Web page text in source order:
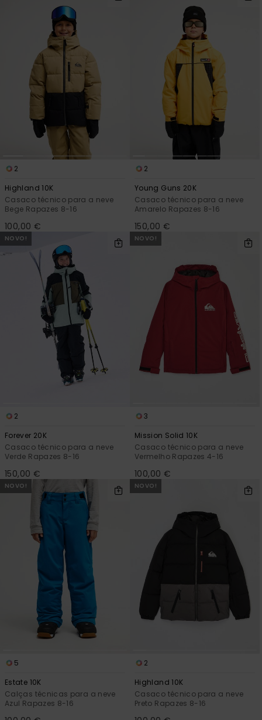
2
Highland 10K
Casaco técnico para a neve
Bege Rapazes 8-16
100,00 €
2
Young Guns 20K
Casaco técnico para a neve
Amarelo Rapazes 8-16
150,00 €
NOVO!
2
Forever 20K
Casaco técnico para a neve
Verde Rapazes 8-16
150,00 €
NOVO!
3
Mission Solid 10K
Casaco técnico para a neve
Vermelho Rapazes 4-16
100,00 €
NOVO!
5
Estate 10K
Calças técnicas para a neve
Azul Rapazes 8-16
NOVO!
2
Highland 10K
Casaco técnico para a neve
Preto Rapazes 8-16